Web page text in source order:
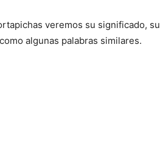
veremos su significado, su
algunas palabras similares.